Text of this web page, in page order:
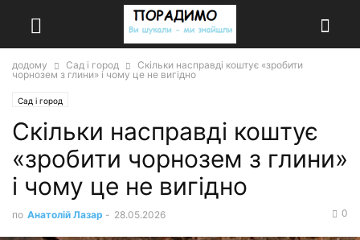
додому Сад і город
Скільки насправді коштує «зробити
чорнозем з глини» і чому це не вигідно
Сад і город
Скільки насправді коштує
«зробити чорнозем з глини»
і чому це не вигідно
по Анатолій Лазар - 28.05.2026 0